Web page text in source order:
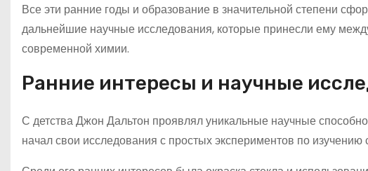
Все эти ранние годы и образование в значительной степени
дальнейшие научные исследования, которые принесли ему
современной химии.
Ранние интересы и научные
С детства Джон Дальтон проявлял уникальные научные
начал свои исследования с простых экспериментов по изучению